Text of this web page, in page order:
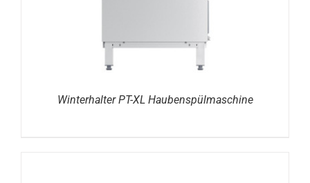
Winterhalter PT-XL Haubenspülmaschine